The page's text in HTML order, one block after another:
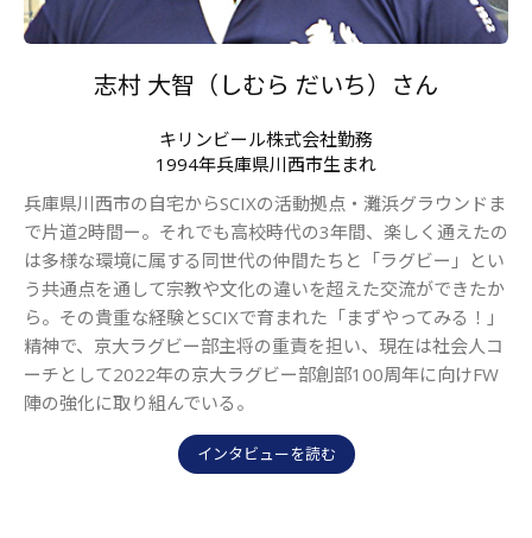
志村 大智（しむら だいち）さん
キリンビール株式会社勤務
1994年兵庫県川西市生まれ
兵庫県川西市の自宅からSCIXの活動拠点・灘浜グラウンドま
で片道2時間ー。それでも高校時代の3年間、楽しく通えたの
は多様な環境に属する同世代の仲間たちと「ラグビー」とい
う共通点を通して宗教や文化の違いを超えた交流ができたか
ら。その貴重な経験とSCIXで育まれた「まずやってみる！」
精神で、京大ラグビー部主将の重責を担い、現在は社会人コ
ーチとして2022年の京大ラグビー部創部100周年に向けFW
陣の強化に取り組んでいる。
インタビューを読む